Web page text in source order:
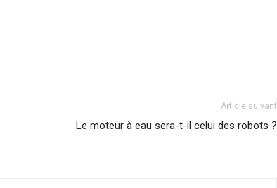
Article suivant
Le moteur à eau sera-t-il celui des robots ?